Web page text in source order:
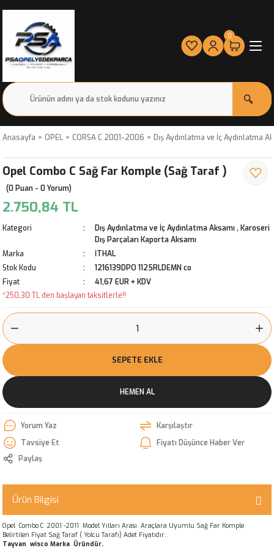
0
Anasayfa OPEL CORSA C 2001-2006 Dış Aydınlatma ve İç Aydınlatma
Opel Combo C Sağ Far Komple (Sağ Taraf )
(0 Puan - 0 Yorum)
2.750,84 TL
Kategori Dış Aydınlatma ve İç Aydınlatma Aksamı, Karoseri
Dış Parçaları Kaporta Aksamı
Marka
İTHAL
Stok Kodu
1216139DPO 1125RLDEMN co
Fiyat
41,67 EUR + KDV
*250,30 TL den başlayan taksitlerle!!
SEPETE EKLE
HEMEN AL
Yorum Yaz
Karşılaştır
Tavsiye Et
Fiyatı Düşünce Haber Ver
Paylaş
Ürün Bilgisi
Opel Combo C 2001 -2011 Model Yılları Arası Araçlara Uyumlu Sağ Far Komple
Belirtilen Fiyat Sağ Taraf ( Yolcu Tarafı) Adet Fiyatıdır.
Tayvan wisco Marka Üründür.